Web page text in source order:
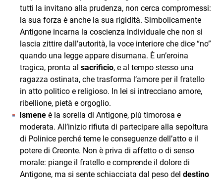
tutti la invitano alla prudenza, non cerca compromessi:
la sua forza è anche la sua rigidità. Simbolicamente
Antigone incarna la coscienza individuale che non si
lascia zittire dall’autorità, la voce interiore che dice “no”
quando una legge appare disumana. È un’eroina
tragica, pronta al sacrificio, e al tempo stesso una
ragazza ostinata, che trasforma l’amore per il fratello
in atto politico e religioso. In lei si intrecciano amore,
ribellione, pietà e orgoglio.
Ismene è la sorella di Antigone, più timorosa e
moderata. All’inizio rifiuta di partecipare alla sepoltura
di Polinice perché teme le conseguenze dell’atto e il
potere di Creonte. Non è priva di affetto o di senso
morale: piange il fratello e comprende il dolore di
Antigone, ma si sente schiacciata dal peso del destino